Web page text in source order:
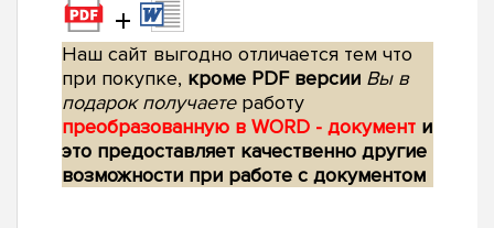
+
Наш сайт выгодно отличается тем что
при покупке, кроме PDF версии Вы в
подарок получаетеработу
преобразованную в WORD - документ и
это предоставляет качественно другие
возможности при работе с документом